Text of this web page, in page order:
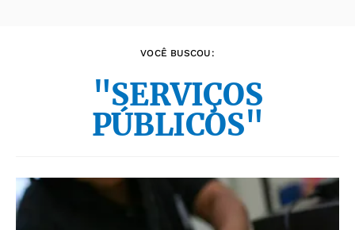
VOCÊ BUSCOU:
"SERVIÇOS
PÚBLICOS"